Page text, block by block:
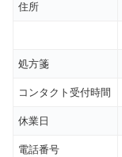
住所
処方箋
コンタクト受付時間
休業日
電話番号